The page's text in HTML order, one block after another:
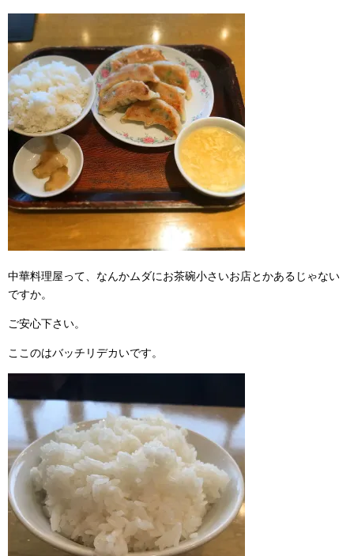
中華料理屋って、なんかムダにお茶碗小さいお店とかあるじゃない
ですか。
ご安心下さい。
ここのはバッチリデカいです。